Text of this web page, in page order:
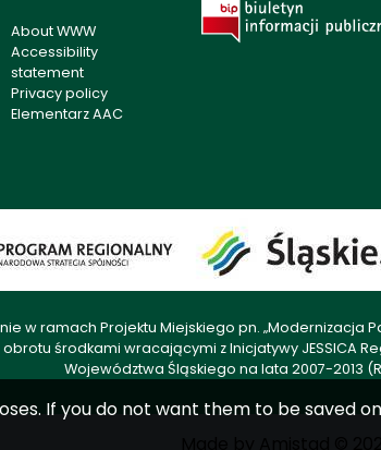
About WWW
Accessibility
statement
Privacy policy
Elementarz AAC
w ramach Projektu Miejskiego pn. „Modernizacja
środkami wracającymi z Inicjatywy JESSICA
Województwa Śląskiego na lata 2007-2013
If you do not want them to be saved